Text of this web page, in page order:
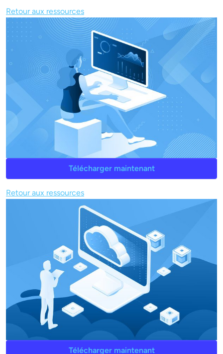
Retour aux ressources
Télécharger maintenant
Retour aux ressources
Télécharger maintenant